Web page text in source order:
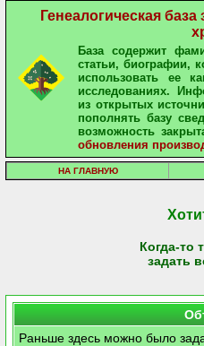
Генеалогическая
База содержит
статьи, биографии,
использовать ее
исследованиях.
из открытых
пополнять базу
возможность
обновления
НА ГЛАВНУЮ
Когда-то
задать
Раньше здесь можно было